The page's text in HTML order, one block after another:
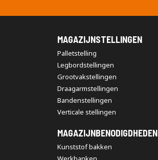
MAGAZIJNSTELLINGEN
Palletstelling
Legbordstellingen
Grootvakstellingen
Draagarmstellingen
Bandenstellingen
Verticale stellingen
MAGAZIJNBENODIGDHEDEN
Kunststof bakken